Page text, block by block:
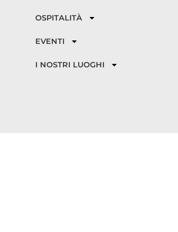
OSPITALITÀ
EVENTI
I NOSTRI LUOGHI